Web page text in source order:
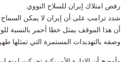
رفض امتلاك إيران للسلاح النووي
شدد ترامب على أن إيران لا يمكن السماح
أن هذا الموقف يمثل خطا أحمر بالنسبة
وصفه بالتهديدات المستمرة التي تمثلها